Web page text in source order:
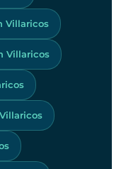
Villaricos
Villaricos